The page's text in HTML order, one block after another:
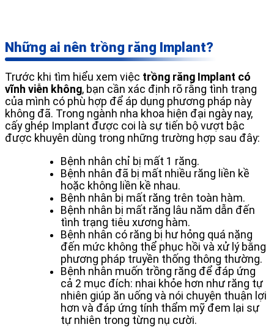
Những ai nên trồng răng Implant?
Trước khi tìm hiểu xem việc trồng răng Implant có
vĩnh viễn không, bạn cần xác định rõ rằng tình trạng
của mình có phù hợp để áp dụng phương pháp này
không đã. Trong ngành nha khoa hiện đại ngày nay,
cấy ghép Implant được coi là sự tiến bộ vượt bậc
được khuyên dùng trong những trường hợp sau đây:
Bệnh nhân chỉ bị mất 1 răng.
Bệnh nhân đã bị mất nhiều răng liền kề
hoặc không liền kề nhau.
Bệnh nhân bị mất răng trên toàn hàm.
Bệnh nhân bị mất răng lâu năm dẫn đến
tình trạng tiêu xương hàm.
Bệnh nhân có răng bị hư hỏng quá nặng
đến mức không thể phục hồi và xử lý bằng
phương pháp truyền thống thông thường.
Bệnh nhân muốn trồng răng để đáp ứng
cả 2 mục đích: nhai khỏe hơn như răng tự
nhiên giúp ăn uống và nói chuyện thuận lợi
hơn và đáp ứng tính thẩm mỹ đem lại sự
tự nhiên trong từng nụ cười.